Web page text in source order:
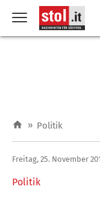
» Politik
Politik
Freitag, 25. November